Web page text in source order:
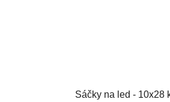
Sáčky na led - 10x28